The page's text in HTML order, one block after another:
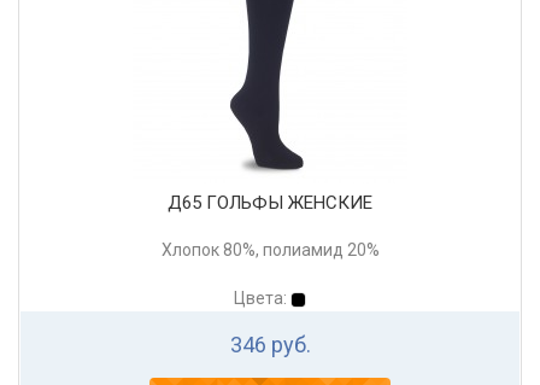
Д65 ГОЛЬФЫ ЖЕНСКИЕ
Хлопок 80%, полиамид 20%
Цвета:
346 руб.